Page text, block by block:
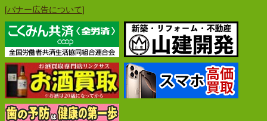
[バナー広告について]